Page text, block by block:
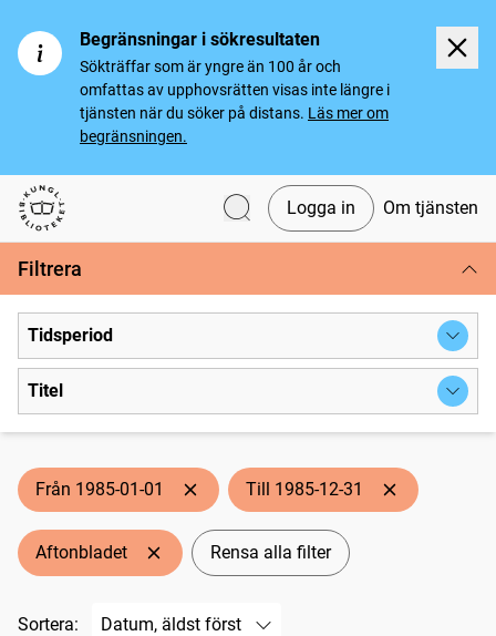
Begränsningar i sökresultaten
Sökträffar som är yngre än 100 år och
omfattas av upphovsrätten visas inte längre i
tjänsten när du söker på distans. Läs mer om
begränsningen.
Svenska tidningar
Logga in Om tjänsten
Filtrera
Tidsperiod
Titel
Från 1985-01-01 Till 1985-12-31
Aftonbladet Rensa alla filter
Sortera: